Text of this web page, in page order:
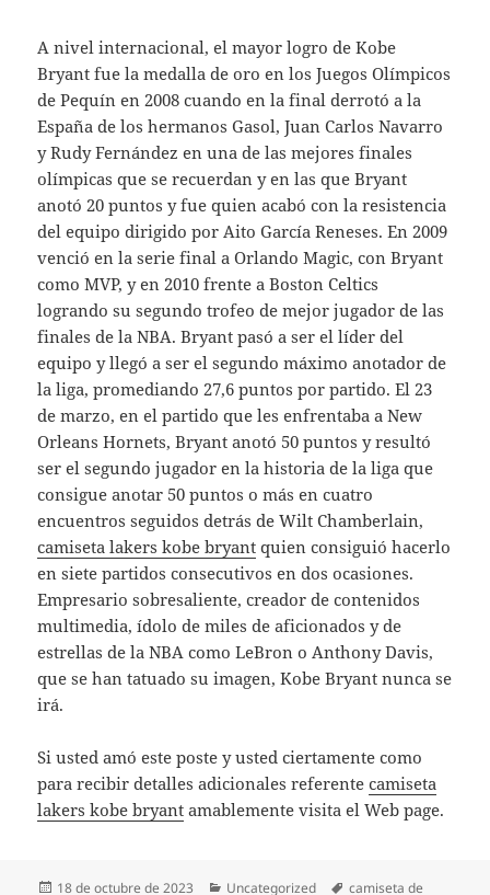
A nivel internacional, el mayor logro de Kobe
Bryant fue la medalla de oro en los Juegos Olímpicos
de Pequín en 2008 cuando en la final derrotó a la
España de los hermanos Gasol, Juan Carlos Navarro
y Rudy Fernández en una de las mejores finales
olímpicas que se recuerdan y en las que Bryant
anotó 20 puntos y fue quien acabó con la resistencia
del equipo dirigido por Aito García Reneses. En 2009
venció en la serie final a Orlando Magic, con Bryant
como MVP, y en 2010 frente a Boston Celtics
logrando su segundo trofeo de mejor jugador de las
finales de la NBA. Bryant pasó a ser el líder del
equipo y llegó a ser el segundo máximo anotador de
la liga, promediando 27,6 puntos por partido. El 23
de marzo, en el partido que les enfrentaba a New
Orleans Hornets, Bryant anotó 50 puntos y resultó
ser el segundo jugador en la historia de la liga que
consigue anotar 50 puntos o más en cuatro
encuentros seguidos detrás de Wilt Chamberlain,
camiseta lakers kobe bryant quien consiguió hacerlo
en siete partidos consecutivos en dos ocasiones.
Empresario sobresaliente, creador de contenidos
multimedia, ídolo de miles de aficionados y de
estrellas de la NBA como LeBron o Anthony Davis,
que se han tatuado su imagen, Kobe Bryant nunca se
irá.
Si usted amó este poste y usted ciertamente como
para recibir detalles adicionales referentecamiseta
lakers kobe bryant amablemente visita el Web page.
Publicado
18 de octubre de 2023 Categorías
Uncategorized Etiquetas
camiseta de